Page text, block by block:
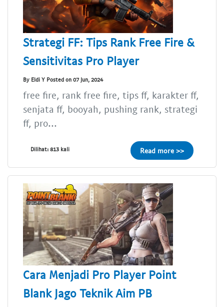
Strategi FF: Tips Rank Free Fire &
Sensitivitas Pro Player
By Eldi Y Posted on 07 Jun, 2024
free fire, rank free fire, tips ff, karakter ff,
senjata ff, booyah, pushing rank, strategi
ff, pro...
Dilihat: 813 kali Read more >>
Cara Menjadi Pro Player Point
Blank Jago Teknik Aim PB